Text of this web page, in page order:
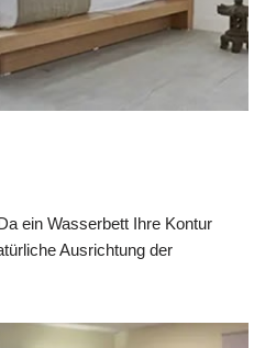
ein Wasserbett Ihre Kontur
Ausrichtung der